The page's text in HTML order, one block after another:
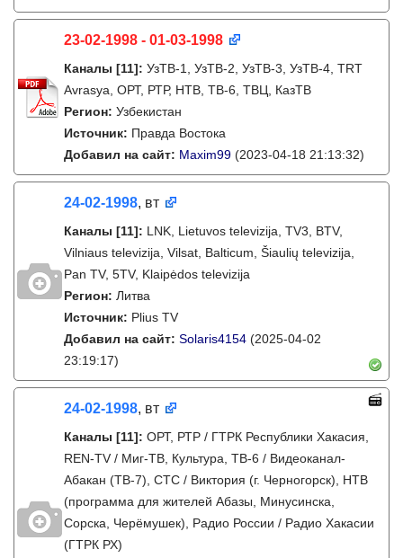
23-02-1998 - 01-03-1998
Каналы [11]: УзТВ-1, УзТВ-2, УзТВ-3, УзТВ-4, TRT
Avrasya, ОРТ, РТР, НТВ, ТВ-6, ТВЦ, КазТВ
Регион: Узбекистан
Источник: Правда Востока
Добавил на сайт: Maxim99 (2023-04-18 21:13:32)
24-02-1998, вт
Каналы [11]: LNK, Lietuvos televizija, TV3, BTV,
Vilniaus televizija, Vilsat, Balticum, Šiaulių televizija,
Pan TV, 5TV, Klaipėdos televizija
Регион: Литва
Источник: Plius TV
Добавил на сайт: Solaris4154 (2025-04-02
23:19:17)
24-02-1998, вт
Каналы [11]: ОРТ, РТР / ГТРК Республики Хакасия,
REN-TV / Миг-ТВ, Культура, ТВ-6 / Видеоканал-
Абакан (ТВ-7), СТС / Виктория (г. Черногорск), НТВ
(программа для жителей Абазы, Минусинска,
Сорска, Черёмушек), Радио России / Радио Хакасии
(ГТРК РХ)